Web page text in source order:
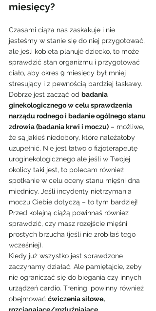
miesięcy?
Czasami ciąża nas zaskakuje i nie
jesteśmy w stanie się do niej przygotować,
ale jeśli kobieta planuje dziecko, to może
sprawdzić stan organizmu i przygotować
ciało, aby okres 9 miesięcy był mniej
stresujący i z pewnością bardziej łaskawy.
Dobrze jest zacząć od badania
ginekologicznego w celu sprawdzenia
narządu rodnego i badanie ogólnego stanu
zdrowia (badania krwi i moczu) – możliwe,
że są jakieś niedobory, które należałoby
uzupełnić. Nie jest łatwo o fizjoterapeutę
uroginekologicznego ale jeśli w Twojej
okolicy taki jest, to polecam również
spotkanie w celu oceny stanu mięśni dna
miednicy. Jeśli incydenty nietrzymania
moczu Ciebie dotyczą – to tym bardziej!
Przed kolejną ciążą powinnaś również
sprawdzić, czy masz rozejście mięśni
prostych brzucha (jeśli nie zrobiłaś tego
wcześniej).
Kiedy już wszystko jest sprawdzone
zaczynamy działać. Ale pamiętajcie, żeby
nie ograniczać się do biegania czy innych
urządzeń cardio. Treningi powinny również
obejmować ćwiczenia siłowe,